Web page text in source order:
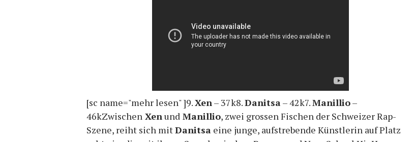
[sc name="mehr lesen" ]9.Xen– 37k8.Danitsa– 42k7.Manillio–
46kZwischen Xenund Manillio, zwei grossen Fischen der Schweizer Rap-
Szene, reiht sich mitDanitsa eine junge, aufstrebende Künstlerin auf Platz